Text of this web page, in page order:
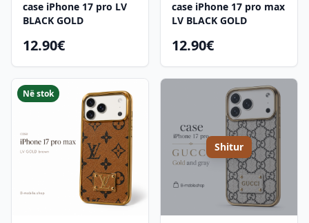
case iPhone 17 pro LV
BLACK GOLD
12.90€
case iPhone 17 pro max
LV BLACK GOLD
12.90€
Në stok
Shitur